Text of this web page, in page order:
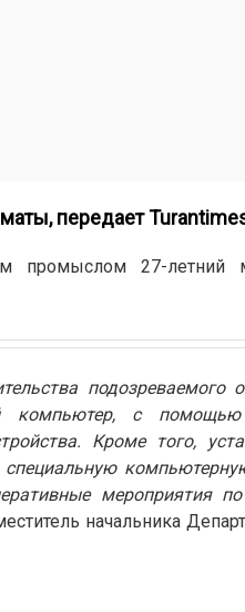
передает
промыслом 27-
подозреваемого
с помощью
Кроме того,
мероприятия
начальника